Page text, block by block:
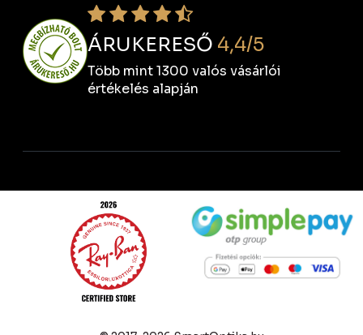
ÁRUKERESŐ 4,4/5
Több mint 1300 valós vásárlói
értékelés alapján